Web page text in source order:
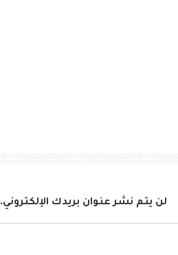
لن يتم نشر عنوان بريدك الإلكتروني.